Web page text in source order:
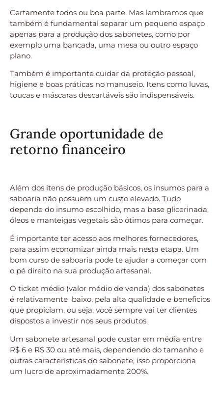
Certamente todos ou boa parte. Mas lembramos que
também é fundamental separar um pequeno espaço
apenas para a produção dos sabonetes, como por
exemplo uma bancada, uma mesa ou outro espaço
plano.
Também é importante cuidar da proteção pessoal,
higiene e boas práticas no manuseio. Itens como luvas,
toucas e máscaras descartáveis são indispensáveis.
Grande oportunidade de
retorno financeiro
Além dos itens de produção básicos, os insumos para a
saboaria não possuem um custo elevado. Tudo
depende do insumo escolhido, mas a base glicerinada,
óleos e manteigas vegetais são ótimos para começar.
É importante ter acesso aos melhores fornecedores,
para assim economizar ainda mais nesta etapa. Um
bom curso de saboaria pode te ajudar a começar com
o pé direito na sua produção artesanal.
O ticket médio (valor médio de venda) dos sabonetes
é relativamente baixo, pela alta qualidade e beneficios
que propiciam, ou seja, você sempre vai ter clientes
dispostos a investir nos seus produtos.
Um sabonete artesanal pode custar em média entre
R$ 6 e R$ 30 ou até mais, dependendo do tamanho e
outras características do sabonete, isso proporciona
um lucro de aproximadamente 200%.